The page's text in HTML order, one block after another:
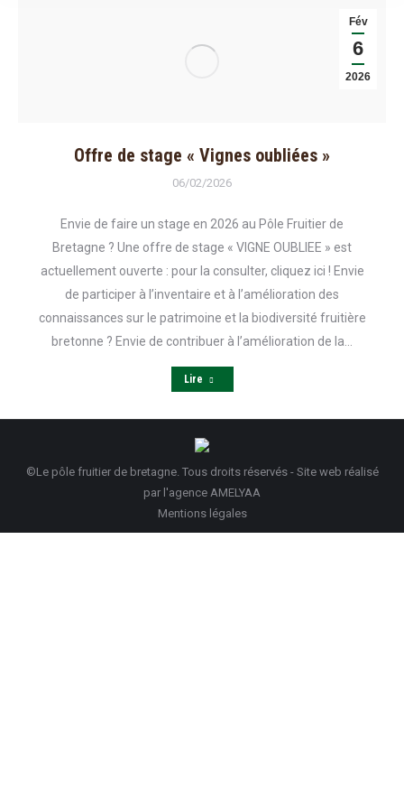
Offre de stage « Vignes oubliées »
06/02/2026
Fév
6
2026
Envie de faire un stage en 2026 au Pôle Fruitier de
Bretagne ? Une offre de stage « VIGNE OUBLIEE » est
actuellement ouverte : pour la consulter, cliquez ici ! Envie
de participer à l’inventaire et à l’amélioration des
connaissances sur le patrimoine et la biodiversité fruitière
bretonne ? Envie de contribuer à l’amélioration de la…
Lire
©Le pôle fruitier de bretagne. Tous droits réservés - Site web réalisé
par l'agence AMELYAA
Mentions légales